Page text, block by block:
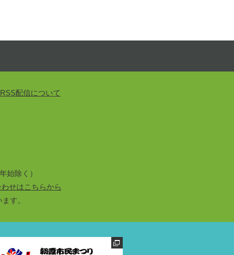
RSS配信について
始除く）
せはこちらから
す。